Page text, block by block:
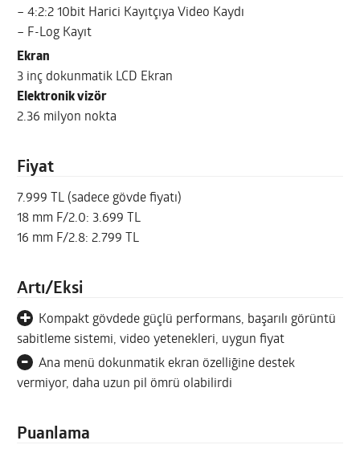
– 4:2:2 10bit Harici Kayıtçıya Video Kaydı
– F-Log Kayıt
Ekran
3 inç dokunmatik LCD Ekran
Elektronik vizör
2.36 milyon nokta
Fiyat
7.999 TL (sadece gövde fiyatı)
18 mm F/2.0: 3.699 TL
16 mm F/2.8: 2.799 TL
Artı/Eksi
+
Kompakt gövdede güçlü performans, başarılı görüntü
sabitleme sistemi, video yetenekleri, uygun fiyat
-
Ana menü dokunmatik ekran özelliğine destek
vermiyor, daha uzun pil ömrü olabilirdi
Puanlama